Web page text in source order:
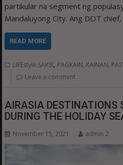
partikular na segment ng
Mandaluyong City. Ang DOT
READ MORE
LIFEstyle SAKSI, PAGKAIN, KAINAN,
Leave a comment
AIRASIA DESTINATIONS
DURING THE HOLIDAY
November 15, 2021 admin 2